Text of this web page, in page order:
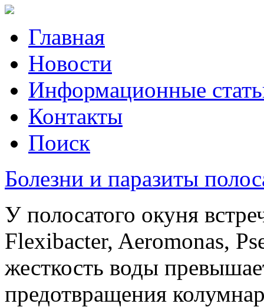
Главная
Новости
Информационные
Контакты
Поиск
Болезни и паразиты
У полосатого окуня
Flexibacter, Aeromonas,
жесткость воды
предотвращения